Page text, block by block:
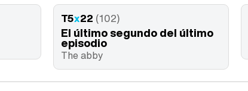
T5x22 (102)
El último segundo del último
episodio
The abby